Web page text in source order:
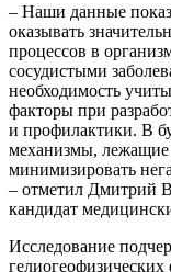
– Наши данные
оказывать
процессов в
сосудистыми
необходимость
факторы при
и профилактики. В
механизмы, лежащие
минимизировать
– отметил Дмитрий
кандидат
Исследование